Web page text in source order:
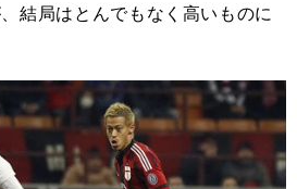
結局はとんでもなく高いものに